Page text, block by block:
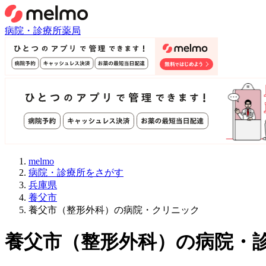
病院・診療所薬局
melmo
病院・診療所をさがす
兵庫県
養父市
養父市（整形外科）の病院・クリニック
養父市 （整形外科） の病院・